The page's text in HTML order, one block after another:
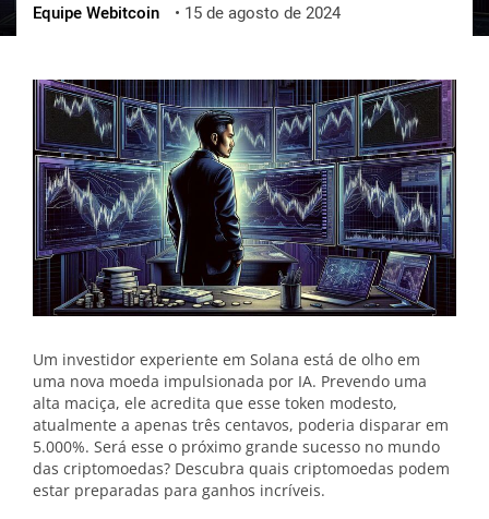
ქართული
vietnamese
Equipe Webitcoin • 15 de agosto de 2024
Um investidor experiente em Solana está de olho em
uma nova moeda impulsionada por IA. Prevendo uma
alta maciça, ele acredita que esse token modesto,
atualmente a apenas três centavos, poderia disparar em
5.000%. Será esse o próximo grande sucesso no mundo
das criptomoedas? Descubra quais criptomoedas podem
estar preparadas para ganhos incríveis.